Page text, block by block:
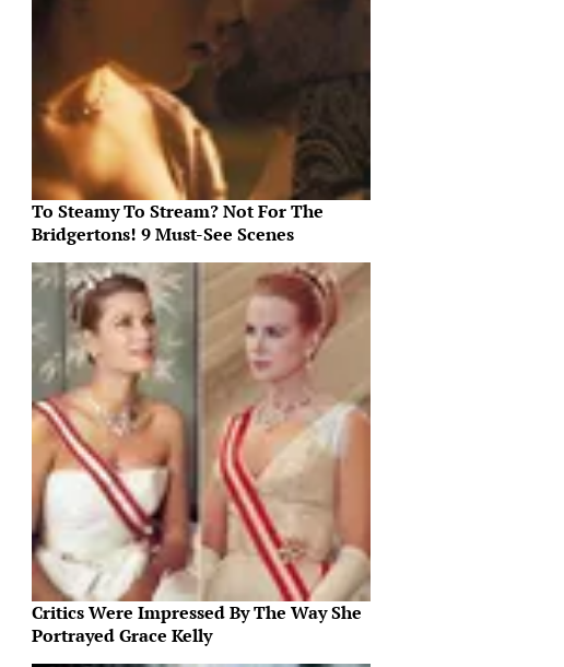
To Steamy To Stream? Not For The
Bridgertons! 9 Must-See Scenes
Critics Were Impressed By The Way She
Portrayed Grace Kelly